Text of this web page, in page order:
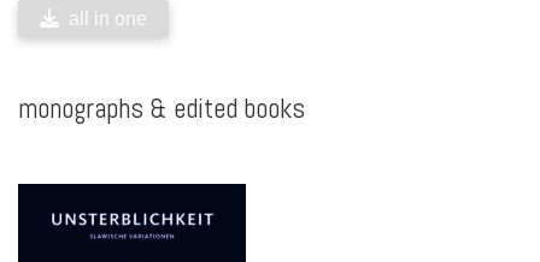
all in one
monographs & edited books